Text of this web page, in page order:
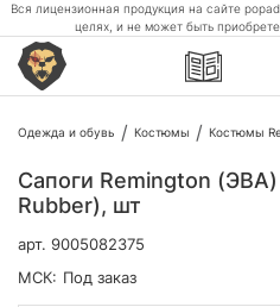
Вся лицензионная продукция на сайте
целях, и не может быть
Одежда и обувь Костюмы Костюмы
Сапоги Remington
Rubber), шт
арт. 9005082375
МСК: Под заказ